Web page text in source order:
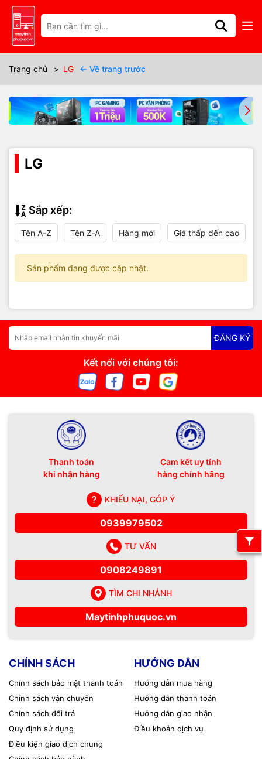
Trang chủ > LG ← Về trang trước
LG
Sắp xếp:
Tên A-Z Tên Z-A Hàng mới Giá thấp đến cao
Sản phẩm đang được cập nhật.
ĐĂNG KÝ
Kết nối với chúng tôi:
Thanh toán
khi nhận hàng
Cam kết uy tính
hàng chính hãng
KHIẾU NẠI, GÓP Ý
0939979502
TƯ VẤN
0908249891
TÌM CHI NHÁNH
Maytinhphuquoc.vn
CHÍNH SÁCH
Chính sách bảo mật thanh toán
Chính sách vận chuyển
Chính sách đổi trả
Quy định sử dụng
Điều kiện giao dịch chung
HƯỚNG DẪN
Hướng dẫn mua hàng
Hướng dẫn thanh toán
Hướng dẫn giao nhận
Điều khoản dịch vụ